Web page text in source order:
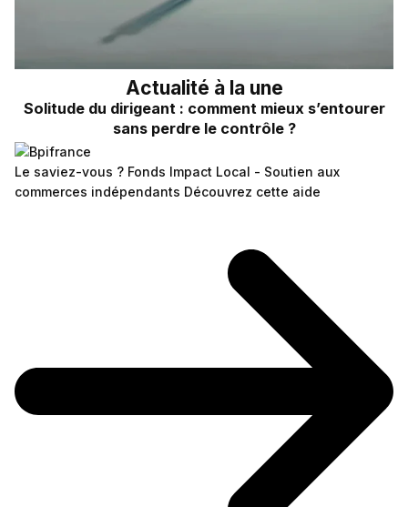
Actualité à la une
Solitude du dirigeant : comment mieux s’entourer
sans perdre le contrôle ?
Le saviez-vous ? Fonds Impact Local - Soutien aux
commerces indépendants Découvrez cette aide